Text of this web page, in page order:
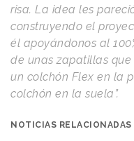
risa. La idea les
construyendo el
él apoyándonos al
de unas zapatillas
un colchón Flex en la
colchón en la suela”.
NOTICIAS RELACIONADAS